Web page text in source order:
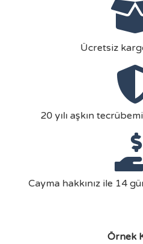
Ücretsiz
20 yılı aşkın
Cayma hakkınız ile 14
Örnek